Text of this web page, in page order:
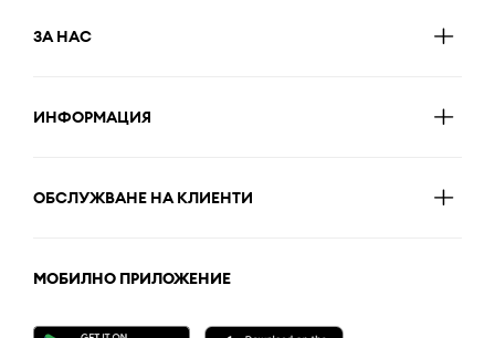
ЗА НАС
ИНФОРМАЦИЯ
ОБСЛУЖВАНЕ НА КЛИЕНТИ
МОБИЛНО ПРИЛОЖЕНИЕ